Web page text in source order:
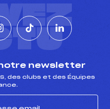
newsletter
des clubs et des Équipes